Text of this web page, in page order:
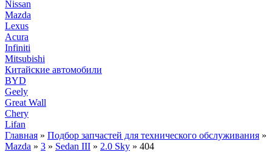
Nissan
Mazda
Lexus
Acura
Infiniti
Mitsubishi
Китайские автомобили
BYD
Geely
Great Wall
Chery
Lifan
Главная » Подбор запчастей для технического обслуживания »
Mazda » 3 » Sedan III » 2.0 Sky » 404